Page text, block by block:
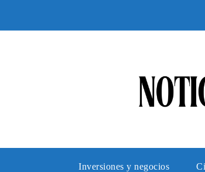
Inversiones y negocios